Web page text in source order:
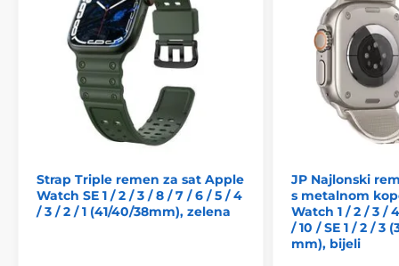
Strap Triple remen za sat Apple
Watch SE 1 / 2 / 3 / 8 / 7 / 6 / 5 / 4
/ 3 / 2 / 1 (41/40/38mm), zelena
JP Najlonski
s metalnom
Watch 1 / 2 / 3 /
/ 10 / SE 1 / 2 / 3
mm), bijeli